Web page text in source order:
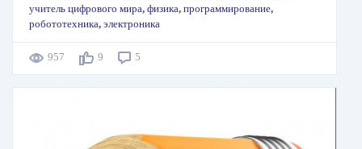
учитель цифрового мира, физика, программирование,
робототехника, электроника
957 9 5